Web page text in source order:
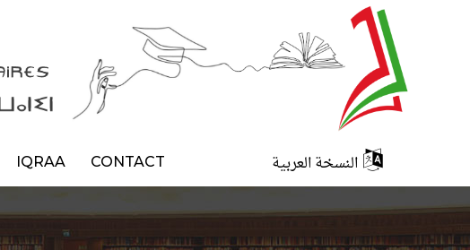
IQRAA CONTACT النسخة العربية